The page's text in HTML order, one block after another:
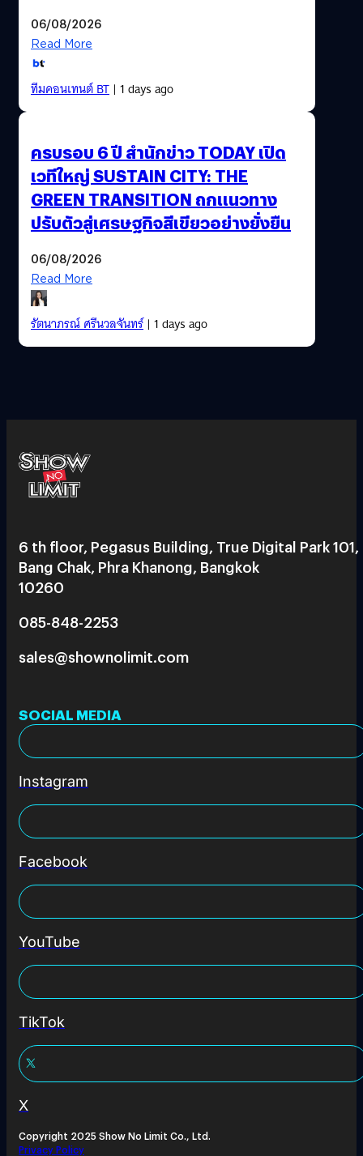
06/08/2026
Read More
ทีมคอนเทนต์ BT| 1 days ago
ครบรอบ 6 ปี สำนักข่าว TODAY เปิด
เวทีใหญ่ SUSTAIN CITY: THE
GREEN TRANSITION ถกแนวทาง
ปรับตัวสู่เศรษฐกิจสีเขียวอย่างยั่งยืน
06/08/2026
Read More
รัตนาภรณ์ ศรีนวลจันทร์| 1 days ago
6 th floor, Pegasus Building, True Digital Park 101,
Bang Chak, Phra Khanong, Bangkok
10260
085-848-2253
sales@shownolimit.com
SOCIAL MEDIA
Instagram
Facebook
YouTube
TikTok
X
Copyright 2025 Show No Limit Co., Ltd.
Privacy Policy